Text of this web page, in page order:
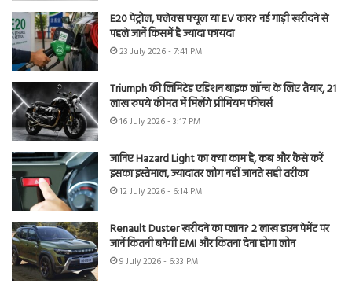
E20 पेट्रोल, फ्लेक्स फ्यूल या EV कार? नई गाड़ी खरीदने से
पहले जानें किसमें है ज्यादा फायदा
23 July 2026 - 7:41 PM
Triumph की लिमिटेड एडिशन बाइक लॉन्च के लिए तैयार, 21
लाख रुपये कीमत में मिलेंगे प्रीमियम फीचर्स
16 July 2026 - 3:17 PM
जानिए Hazard Light का क्या काम है, कब और कैसे करें
इसका इस्तेमाल, ज्यादातर लोग नहीं जानते सही तरीका
12 July 2026 - 6:14 PM
Renault Duster खरीदने का प्लान? 2 लाख डाउन पेमेंट पर
जानें कितनी बनेगी EMI और कितना देना होगा लोन
9 July 2026 - 6:33 PM